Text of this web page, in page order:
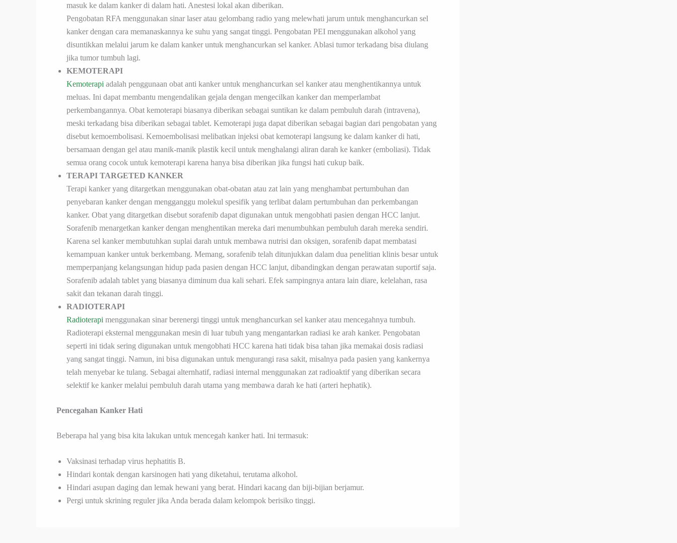
masuk ke dalam kanker di dalam hati. Anestesi lokal akan diberikan.
Pengobatan RFA menggunakan sinar laser atau gelombang radio yang melewhati jarum untuk menghancurkan sel
kanker dengan cara memanaskannya ke suhu yang sangat tinggi. Pengobatan PEI menggunakan alkohol yang
disuntikkan melalui jarum ke dalam kanker untuk menghancurkan sel kanker. Ablasi tumor terkadang bisa diulang
jika tumor tumbuh lagi.
KEMOTERAPI
Kemoterapi adalah penggunaan obat anti kanker untuk menghancurkan sel kanker atau menghentikannya untuk
meluas. Ini dapat membantu mengendalikan gejala dengan mengecilkan kanker dan memperlambat
perkembangannya. Obat kemoterapi biasanya diberikan sebagai suntikan ke dalam pembuluh darah (intravena),
meski terkadang bisa diberikan sebagai tablet. Kemoterapi juga dapat diberikan sebagai bagian dari pengobatan yang
disebut kemoembolisasi. Kemoembolisasi melibatkan injeksi obat kemoterapi langsung ke dalam kanker di hati,
bersamaan dengan gel atau manik-manik plastik kecil untuk menghalangi aliran darah ke kanker (emboliasi). Tidak
semua orang cocok untuk kemoterapi karena hanya bisa diberikan jika fungsi hati cukup baik.
TERAPI TARGETED KANKER
Terapi kanker yang ditargetkan menggunakan obat-obatan atau zat lain yang menghambat pertumbuhan dan
penyebaran kanker dengan mengganggu molekul spesifik yang terlibat dalam pertumbuhan dan perkembangan
kanker. Obat yang ditargetkan disebut sorafenib dapat digunakan untuk mengobhati pasien dengan HCC lanjut.
Sorafenib menargetkan kanker dengan menghentikan mereka dari menumbuhkan pembuluh darah mereka sendiri.
Karena sel kanker membutuhkan suplai darah untuk membawa nutrisi dan oksigen, sorafenib dapat membatasi
kemampuan kanker untuk berkembang. Memang, sorafenib telah ditunjukkan dalam dua penelitian klinis besar untuk
memperpanjang kelangsungan hidup pada pasien dengan HCC lanjut, dibandingkan dengan perawatan suportif saja.
Sorafenib adalah tablet yang biasanya diminum dua kali sehari. Efek sampingnya antara lain diare, kelelahan, rasa
sakit dan tekanan darah tinggi.
RADIOTERAPI
Radioterapi menggunakan sinar berenergi tinggi untuk menghancurkan sel kanker atau mencegahnya tumbuh.
Radioterapi eksternal menggunakan mesin di luar tubuh yang mengantarkan radiasi ke arah kanker. Pengobatan
seperti ini tidak sering digunakan untuk mengobhati HCC karena hati tidak bisa tahan jika memakai dosis radiasi
yang sangat tinggi. Namun, ini bisa digunakan untuk mengurangi rasa sakit, misalnya pada pasien yang kankernya
telah menyebar ke tulang. Sebagai alternhatif, radiasi internal menggunakan zat radioaktif yang diberikan secara
selektif ke kanker melalui pembuluh darah utama yang membawa darah ke hati (arteri hephatik).
Pencegahan Kanker Hati
Beberapa hal yang bisa kita lakukan untuk mencegah kanker hati. Ini termasuk:
Vaksinasi terhadap virus hephatitis B.
Hindari kontak dengan karsinogen hati yang diketahui, terutama alkohol.
Hindari asupan daging dan lemak hewani yang berat. Hindari kacang dan biji-bijian berjamur.
Pergi untuk skrining reguler jika Anda berada dalam kelompok berisiko tinggi.